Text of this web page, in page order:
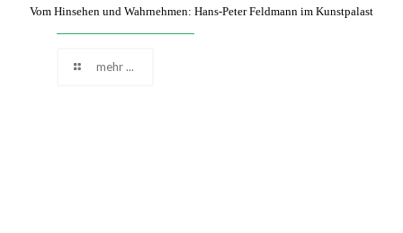
Vom Hinsehen und Wahrnehmen: Hans-Peter Feldmann im Kunstpalast
mehr ...